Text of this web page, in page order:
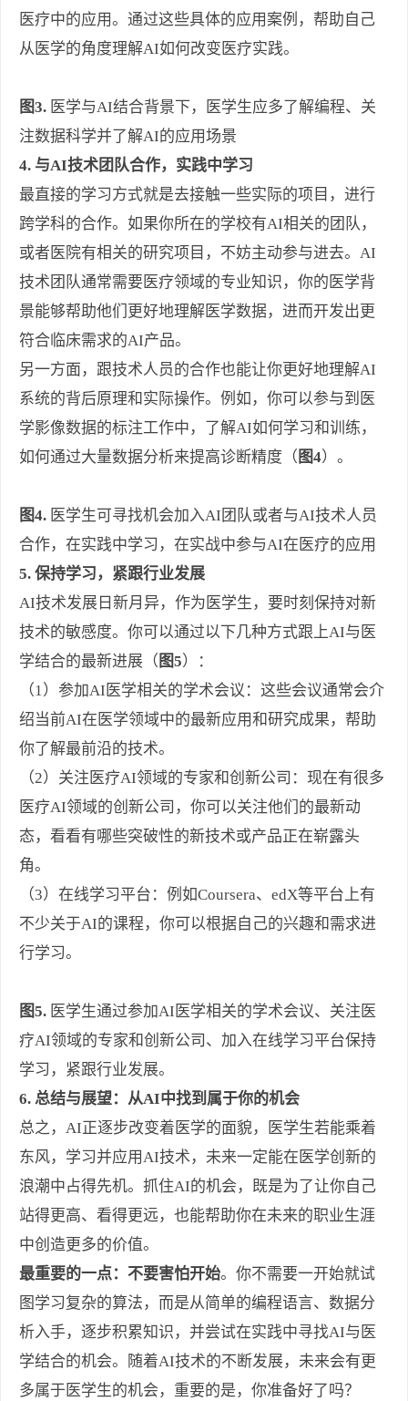
医疗中的应用。通过这些具体的应用案例，帮助自己
从医学的角度理解AI如何改变医疗实践。
图3. 医学与AI结合背景下，医学生应多了解编程、关
注数据科学并了解AI的应用场景
4. 与AI技术团队合作，实践中学习
最直接的学习方式就是去接触一些实际的项目，进行
跨学科的合作。如果你所在的学校有AI相关的团队，
或者医院有相关的研究项目，不妨主动参与进去。AI
技术团队通常需要医疗领域的专业知识，你的医学背
景能够帮助他们更好地理解医学数据，进而开发出更
符合临床需求的AI产品。
另一方面，跟技术人员的合作也能让你更好地理解AI
系统的背后原理和实际操作。例如，你可以参与到医
学影像数据的标注工作中，了解AI如何学习和训练，
如何通过大量数据分析来提高诊断精度（ 图4）。
图4. 医学生可寻找机会加入AI团队或者与AI技术人员
合作，在实践中学习，在实战中参与AI在医疗的应用
5. 保持学习，紧跟行业发展
AI技术发展日新月异，作为医学生，要时刻保持对新
技术的敏感度。你可以通过以下几种方式跟上AI与医
学结合的最新进展（ 图5）：
（1）参加AI医学相关的学术会议：这些会议通常会介
绍当前AI在医学领域中的最新应用和研究成果，帮助
你了解最前沿的技术。
（2）关注医疗AI领域的专家和创新公司：现在有很多
医疗AI领域的创新公司，你可以关注他们的最新动
态，看看有哪些突破性的新技术或产品正在崭露头
角。
（3）在线学习平台：例如Coursera、edX等平台上有
不少关于AI的课程，你可以根据自己的兴趣和需求进
行学习。
图5. 医学生通过参加AI医学相关的学术会议、关注医
疗AI领域的专家和创新公司、加入在线学习平台保持
学习，紧跟行业发展。
6. 总结与展望：从AI中找到属于你的机会
总之，AI正逐步改变着医学的面貌，医学生若能乘着
东风，学习并应用AI技术，未来一定能在医学创新的
浪潮中占得先机。抓住AI的机会，既是为了让你自己
站得更高、看得更远，也能帮助你在未来的职业生涯
中创造更多的价值。
最重要的一点：不要害怕开始。你不需要一开始就试
图学习复杂的算法，而是从简单的编程语言、数据分
析入手，逐步积累知识，并尝试在实践中寻找AI与医
学结合的机会。随着AI技术的不断发展，未来会有更
多属于医学生的机会，重要的是，你准备好了吗？